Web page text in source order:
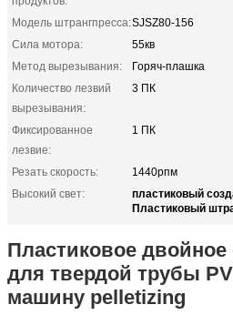
Модель штрангпресса:SJSZ80-156
Сила мотора:
55кв
Метод вырезывания:
Горяч-плашка
Количество лезвий
вырезывания:
3 ПК
Фиксированное
лезвие:
1 ПК
Резать скорость:
1440рпм
Высокий свет:
пластиковый
Пластиковый
Пластиковое двойное
для твердой трубы
машину pelletizing